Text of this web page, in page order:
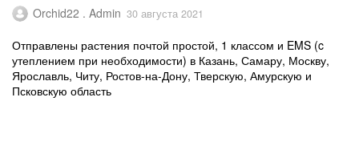
Orchid22 . Admin 30 августа 2021
Отправлены растения почтой простой, 1 классом и EMS (c
утеплением при необходимости) в Казань, Самару, Москву,
Ярославль, Читу, Ростов-на-Дону, Тверскую, Амурскую и
Псковскую область